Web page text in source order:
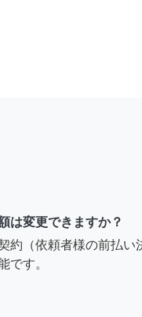
は変更できますか？
約（依頼者様の前払い
です。